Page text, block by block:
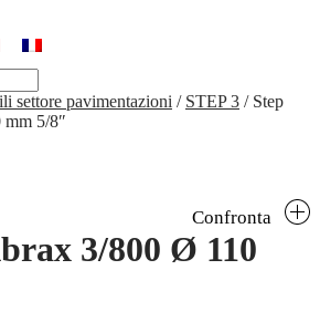
settore pavimentazioni / STEP 3 / Step
5/8″
3/800 Ø 110
Confronta